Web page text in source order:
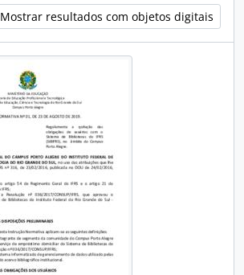
Mostrar resultados com objetos digitais